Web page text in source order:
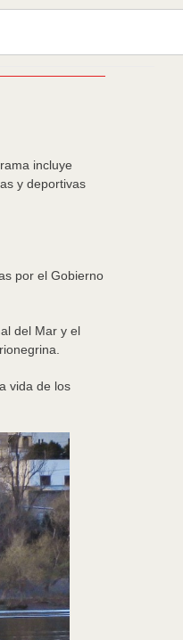
incluye
y deportivas
por el Gobierno
del Mar y el
vida de los